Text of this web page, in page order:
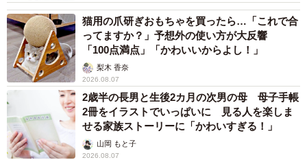
は、保護ボランティアグループに「（保護した犬や猫を）
引き取ってほしいから、取りに来て」と頻繁に頼むように
なったとのこと。さらに、保護した犬猫を医療処置やトリ
ミングなどを一切せずにそのまま丸投げした形で同グルー
プに引き渡すようになったといいます。
「神様」と呼ばれるようになってから、徐々に変
わってきたAさん
猫用の爪研ぎおもちゃを買ったら…「これで合
ってますか？」予想外の使い方が大反響
「100点満点」「かわいいからよし！」
梨木 香奈
2026.08.07
2歳半の長男と生後2カ月の次男の母 母子手帳
2冊をイラストでいっぱいに 見る人を楽しま
せる家族ストーリーに「かわいすぎる！」
山岡 もと子
2026.08.07